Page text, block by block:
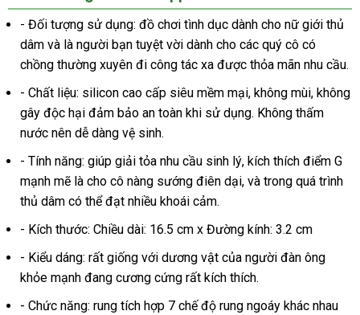
- Đối tượng sử dụng: đồ chơi tình dục dành cho nữ giới thủ
dâm online
và là người bạn tuyệt vời dành cho siêu
thị
các quý cô có
chồng thường xuyên đi công tác xa chính
được thỏa mãn nhu cầu.
- Chất liệu: silicon cao cấp siêu mềm mại, không mùinhập
khẩu
, không
gây độc hại đảm bảo an toàn khi sử dụngcao
. Không thấm
nước nên dễ dàng vệ sinh.
- Tính năng: giúp giải tỏa nhu cầu sinh lýcó
nên
, kích thích điểm G
mạnh mẽ là cho cô nàng sướng điên dạishop
, sản
và trong giảm
quá trình
thủ dâm cũ
có thể đạt nhiều khoái cảm.
- Kích thước: Chiều dài: 16.5 cm x Đường kính: 3.2 cm
- Kiểu dáng: báo
giá
rất giống khách
hàng
với dương vật online
của người đàn ông
khỏe mạnh đang cương cứng nơi
nào
rất kích thích.
- Chức năng: rung tích hợp 7 chế độ rung ngoáy khác nhau